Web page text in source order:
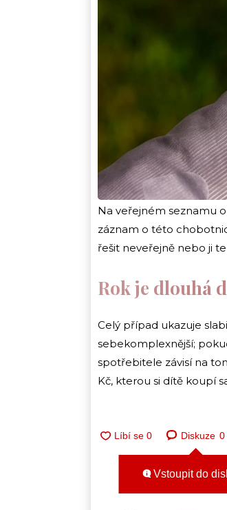
Na veřejném seznamu
záznam o této
řešit neveřejně nebo ji
Rok je dlouhá
Celý případ ukazuje
sebekomplexnější;
spotřebitele závisí na
Kč, kterou si dítě koupí
Diskuze 0
Vstoupit do